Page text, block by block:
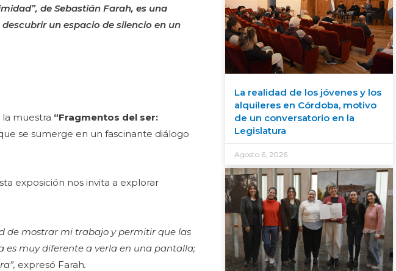
de Sebastián Farah, es una
un espacio de silencio en un
muestra “Fragmentos del ser:
se sumerge en un fascinante diálogo
exposición nos invita a explorar
de mostrar mi trabajo y permitir que las
es muy diferente a verla en una pantalla;
expresó Farah.
La realidad de los jóvenes y los
alquileres en Córdoba, motivo
de un conversatorio en la
Legislatura
Agosto 6, 2026